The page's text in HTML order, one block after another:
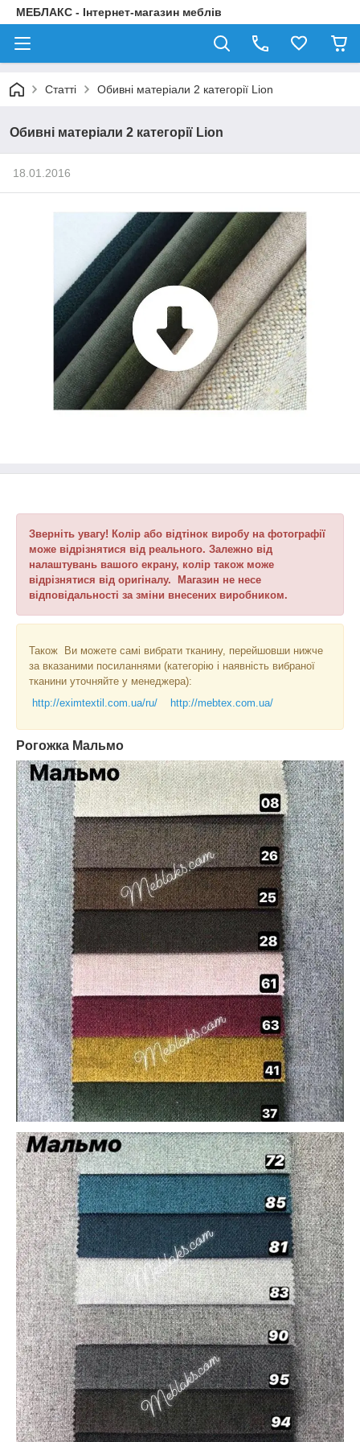
МЕБЛАКС - Інтернет-магазин меблів
Статті Обивні матеріали 2 категорії Lion
Обивні матеріали 2 категорії Lion
18.01.2016
Зверніть увагу! Колір або відтінок виробу на фотографії
може відрізнятися від реального. Залежно від
налаштувань вашого екрану, колір також може
відрізнятися від оригіналу. Магазин не несе
відповідальності за зміни внесених виробником.
Також Ви можете самі вибрати тканину, перейшовши нижче
за вказаними посиланнями (категорію і наявність вибраної
тканини уточняйте у менеджера):
http://eximtextil.com.ua/ru/
http://mebtex.com.ua/
Рогожка Мальмо